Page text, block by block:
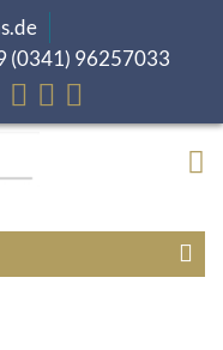
(0341) 96257033